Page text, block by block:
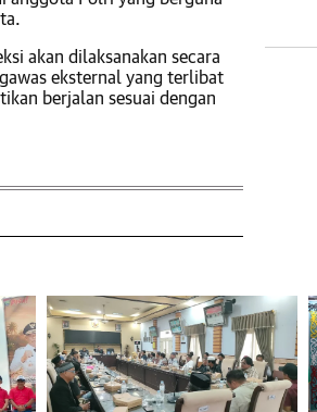
akan dilaksanakan secara
eksternal yang terlibat
berjalan sesuai dengan